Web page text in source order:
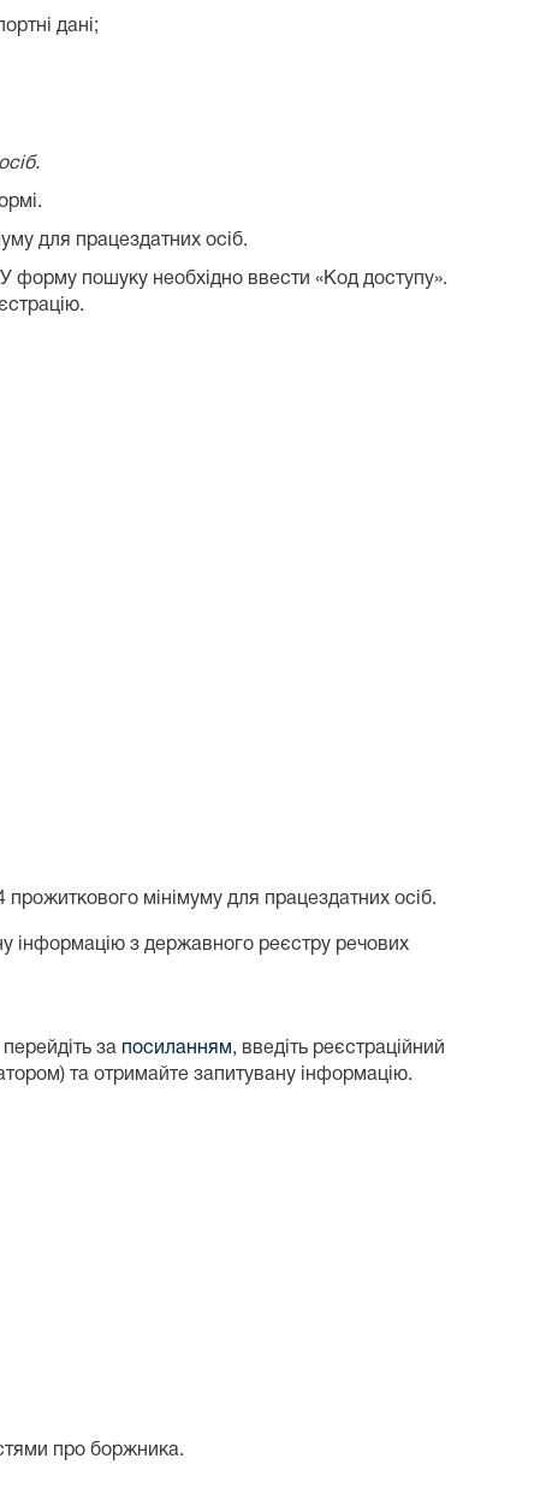
дані;
для працездатних осіб.
форму пошуку необхідно ввести «Код доступу».
мінімуму для працездатних осіб.
інформацію з державного реєстру речових
за посиланням, введіть реєстраційний
та отримайте запитувану інформацію.
про боржника.